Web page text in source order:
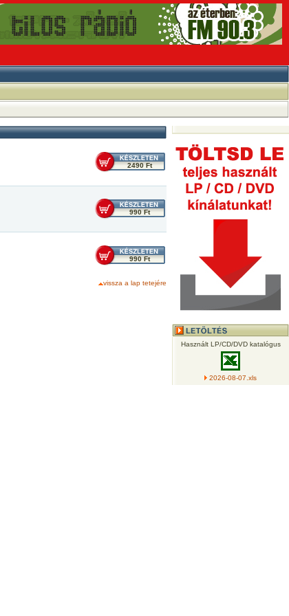
2490 Ft
990 Ft
990 Ft
vissza a lap tetejére
Használt LP/CD/DVD katalógus
2026-08-07.xls